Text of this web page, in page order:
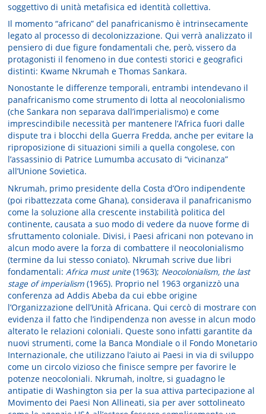
soggettivo di unità metafisica ed identità collettiva.
Il momento “africano” del panafricanismo è intrinsecamente
legato al processo di decolonizzazione. Qui verrà analizzato il
pensiero di due figure fondamentali che, però, vissero da
protagonisti il fenomeno in due contesti storici e geografici
distinti: Kwame Nkrumah e Thomas Sankara.
Nonostante le differenze temporali, entrambi intendevano il
panafricanismo come strumento di lotta al neocolonialismo
(che Sankara non separava dall’imperialismo) e come
imprescindibile necessità per mantenere l’Africa fuori dalle
dispute tra i blocchi della Guerra Fredda, anche per evitare la
riproposizione di situazioni simili a quella congolese, con
l’assassinio di Patrice Lumumba accusato di “vicinanza”
all’Unione Sovietica.
Nkrumah, primo presidente della Costa d’Oro indipendente
(poi ribattezzata come Ghana), considerava il panafricanismo
come la soluzione alla crescente instabilità politica del
continente, causata a suo modo di vedere da nuove forme di
sfruttamento coloniale. Divisi, i Paesi africani non potevano in
alcun modo avere la forza di combattere il neocolonialismo
(termine da lui stesso coniato). Nkrumah scrive due libri
fondamentali:Africa must unite(1963); Neocolonialism, the last
stage of imperialism(1965). Proprio nel 1963 organizzò una
conferenza ad Addis Abeba da cui ebbe origine
l’Organizzazione dell’Unità Africana. Qui cercò di mostrare con
evidenza il fatto che l’indipendenza non avesse in alcun modo
alterato le relazioni coloniali. Queste sono infatti garantite da
nuovi strumenti, come la Banca Mondiale o il Fondo Monetario
Internazionale, che utilizzano l’aiuto ai Paesi in via di sviluppo
come un circolo vizioso che finisce sempre per favorire le
potenze neocoloniali. Nkrumah, inoltre, si guadagno le
antipatie di Washington sia per la sua attiva partecipazione al
Movimento dei Paesi Non Allineati, sia per aver sottolineato